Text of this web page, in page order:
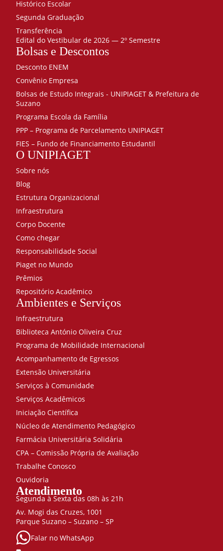
Histórico Escolar
Segunda Graduação
Transferência
Edital do Vestibular de 2026 — 2º Semestre
Bolsas e Descontos
Desconto ENEM
Convênio Empresa
Bolsas de Estudo Integrais - UNIPIAGET & Prefeitura de
Suzano
Programa Escola da Família
PPP – Programa de Parcelamento UNIPIAGET
FIES – Fundo de Financiamento Estudantil
O UNIPIAGET
Sobre nós
Blog
Estrutura Organizacional
Infraestrutura
Corpo Docente
Como chegar
Responsabilidade Social
Piaget no Mundo
Prêmios
Repositório Acadêmico
Ambientes e Serviços
Infraestrutura
Biblioteca António Oliveira Cruz
Programa de Mobilidade Internacional
Acompanhamento de Egressos
Extensão Universitária
Serviços à Comunidade
Serviços Acadêmicos
Iniciação Científica
Núcleo de Atendimento Pedagógico
Farmácia Universitária Solidária
CPA – Comissão Própria de Avaliação
Trabalhe Conosco
Ouvidoria
Atendimento
Segunda à Sexta das 08h às 21h
Av. Mogi das Cruzes, 1001
Parque Suzano – Suzano – SP
Falar no WhatsApp